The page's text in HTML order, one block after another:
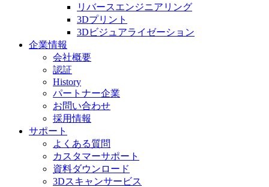
リバースエンジニアリング
3Dプリント
3Dビジュアライゼーション
企業情報
会社概要
認証
History
パートナー企業
お問い合わせ
採用情報
サポート
よくある質問
カスタマーサポート
資料ダウンロード
3Dスキャンサービス